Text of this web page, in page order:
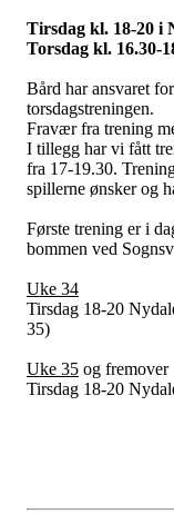
Tirsdag kl. 18-20 i
Torsdag kl. 16.30-
Bård har ansvaret
torsdagstreningen.
Fravær fra trening
I tillegg har vi fått
fra 17-19.30.
spillerne ønsker og
Første trening er i
bommen ved
Uke 34
Tirsdag 18-20
35)
Uke 35 og fremover
Tirsdag 18-20